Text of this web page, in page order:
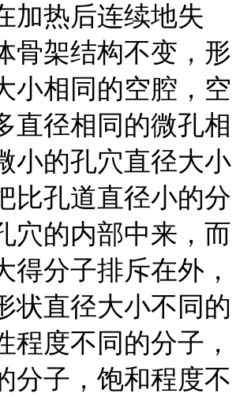
加热后连续地失
骨架结构不变，形
小相同的空腔，空
直径相同的微孔相
小的孔穴直径大小
比孔道直径小的分
穴的内部中来，而
得分子排斥在外，
状直径大小不同的
程度不同的分子，
分子，饱和程度不